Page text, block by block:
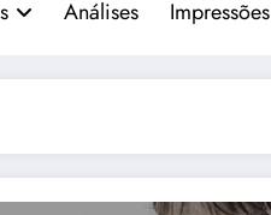
Análises Impressões